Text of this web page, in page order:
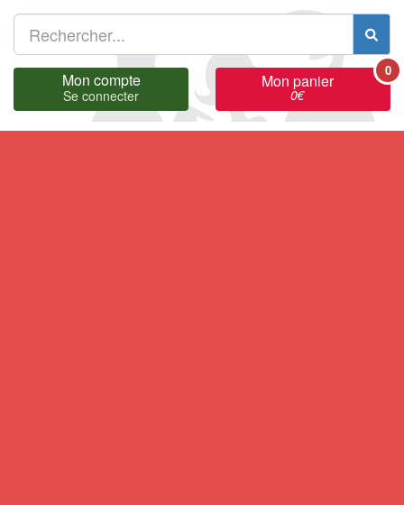
Mon compte
Se connecter
Mon panier
0€
0